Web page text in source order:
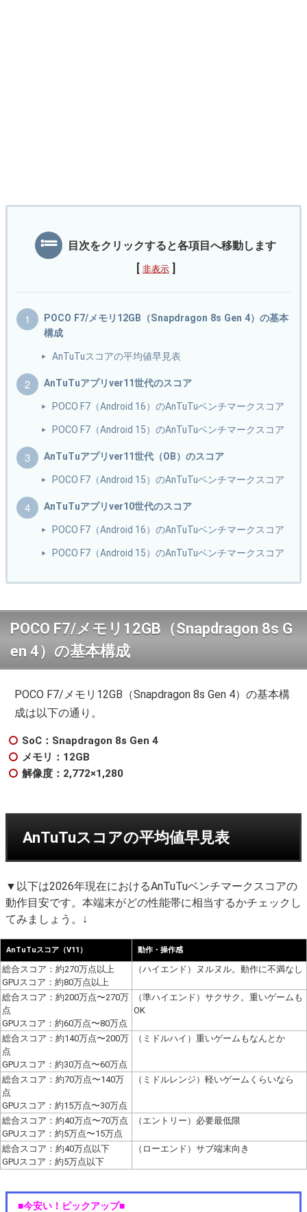
目次をクリックすると各項目へ移動します
非表示
POCO F7/メモリ12GB（Snapdragon 8s Gen 4）の基本
構成
AnTuTuスコアの平均値早見表
AnTuTuアプリver11世代のスコア
POCO F7（Android 16）のAnTuTuベンチマークスコア
POCO F7（Android 15）のAnTuTuベンチマークスコア
AnTuTuアプリver11世代（OB）のスコア
POCO F7（Android 15）のAnTuTuベンチマークスコア
AnTuTuアプリver10世代のスコア
POCO F7（Android 16）のAnTuTuベンチマークスコア
POCO F7（Android 15）のAnTuTuベンチマークスコア
POCO F7/メモリ12GB（Snapdragon 8s G
en 4）の基本構成
POCO F7/メモリ12GB（Snapdragon 8s Gen 4）の基本構
成は以下の通り。
SoC：Snapdragon 8s Gen 4
メモリ：12GB
解像度：2,772×1,280
AnTuTuスコアの平均値早見表
▼以下は2026年現在におけるAnTuTuベンチマークスコアの
動作目安です。本端末がどの性能帯に相当するかチェックし
てみましょう。↓
AnTuTuスコア（V11） 動作・操作感
総合スコア：約270万点以上
GPUスコア：約80万点以上
（ハイエンド）ヌルヌル。動作に不満なし
総合スコア：約200万点〜270万
点
GPUスコア：約60万点〜80万点
（準ハイエンド）サクサク。重いゲームも
OK
総合スコア：約140万点〜200万
点
GPUスコア：約30万点〜60万点
（ミドルハイ）重いゲームもなんとか
総合スコア：約70万点〜140万
点
GPUスコア：約15万点〜30万点
（ミドルレンジ）軽いゲームくらいなら
総合スコア：約40万点〜70万点
GPUスコア：約5万点〜15万点
（エントリー）必要最低限
総合スコア：約40万点以下
GPUスコア：約5万点以下
（ローエンド）サブ端末向き
■今安い！ピックアップ■